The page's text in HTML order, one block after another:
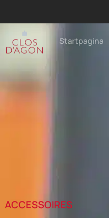
Startpagina
ACCESSOIRES